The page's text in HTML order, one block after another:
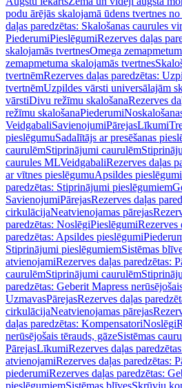
podu ārējās skalojamā ūdens tvertnes
daļas paredzētas: Skalošanas caurules
PiederumiPieslēgumiRezerves daļas
skalojamās tvertnesOmega
zemapmetuma skalojamās tvertnes
tvertnēmRezerves daļas paredzētas:
tvertnēmUzpildes vārsti universālajām
vārstiDivu režīmu skalošanaRezerves
režīmu skalošanaPiederumi
VeidgabaliSavienojumiPārejasLīkumi
pieslēgumuSadalītājs ar presēšanas
caurulēmStiprinājumi caurulēm
caurules MLVeidgabaliRezerves daļas
ar vītnes pieslēgumuApsildes pieslēgumi
paredzētas: Stiprinājumi pieslēgumiem
SavienojumiPārejasRezerves daļas
cirkulācijaNeatvienojamas pārejas
paredzētas: NoslēgiPieslēgumiRezerves
paredzētas: Apsildes pieslēgumi
Stiprinājumi pieslēgumiemSistēmas
atvienojamiRezerves daļas paredzētas:
caurulēmStiprinājumi caurulēm
paredzētas: Geberit Mapress
UzmavasPārejasRezerves daļas
cirkulācijaNeatvienojamas pārejas
daļas paredzētas: KompensatoriNoslēgi
nerūsējošais tērauds, gāzeSistēmas
PārejasLīkumiRezerves daļas
atvienojamiRezerves daļas paredzētas:
piederumiRezerves daļas paredzētas:
pieslēgumiemSistēmas blīvesSkrūvju